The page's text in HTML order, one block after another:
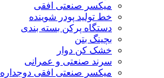
ميكسر صنعتی افقی
خط تولید پودر شوينده
دستگاه پرکن بسته بندی
بچينگ بتن
خشک کن دوار
سرند صنعتی و عمرانی
میکسر صنعتی افقی دوجداره